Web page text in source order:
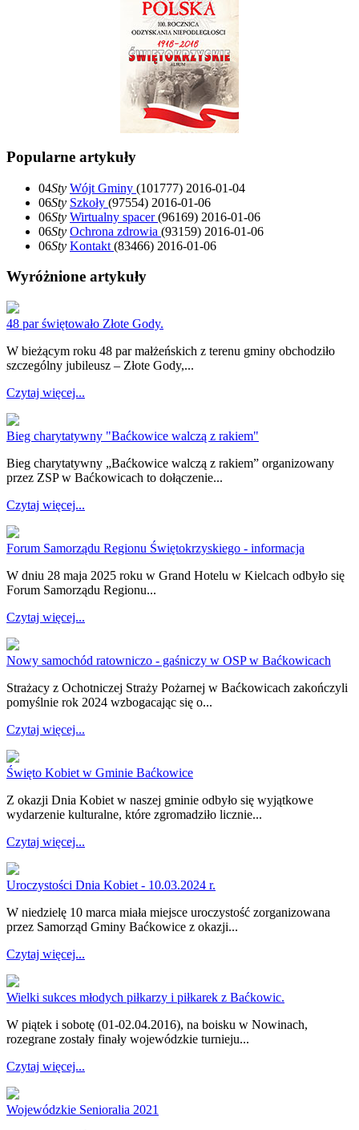
Popularne artykuły
04Sty Wójt Gminy (101777) 2016-01-04
06Sty Szkoły (97554) 2016-01-06
06Sty Wirtualny spacer(96169) 2016-01-06
06Sty Ochrona zdrowia (93159) 2016-01-06
06Sty Kontakt (83466) 2016-01-06
Wyróżnione artykuły
48 par świętowało Złote Gody.
W bieżącym roku 48 par małżeńskich z terenu gminy obchodziło
szczególny jubileusz – Złote Gody,...
Czytaj więcej...
Bieg charytatywny "Baćkowice walczą z rakiem"
Bieg charytatywny „Baćkowice walczą z rakiem” organizowany
przez ZSP w Baćkowicach to dołączenie...
Czytaj więcej...
Forum Samorządu Regionu Świętokrzyskiego - informacja
W dniu 28 maja 2025 roku w Grand Hotelu w Kielcach odbyło się
Forum Samorządu Regionu...
Czytaj więcej...
Nowy samochód ratowniczo - gaśniczy w OSP w Baćkowicach
Strażacy z Ochotniczej Straży Pożarnej w Baćkowicach zakończyli
pomyślnie rok 2024 wzbogacając się o...
Czytaj więcej...
Święto Kobiet w Gminie Baćkowice
Z okazji Dnia Kobiet w naszej gminie odbyło się wyjątkowe
wydarzenie kulturalne, które zgromadziło licznie...
Czytaj więcej...
Uroczystości Dnia Kobiet - 10.03.2024 r.
W niedzielę 10 marca miała miejsce uroczystość zorganizowana
przez Samorząd Gminy Baćkowice z okazji...
Czytaj więcej...
Wielki sukces młodych piłkarzy i piłkarek z Baćkowic.
W piątek i sobotę (01-02.04.2016), na boisku w Nowinach,
rozegrane zostały finały wojewódzkie turnieju...
Czytaj więcej...
Wojewódzkie Senioralia 2021